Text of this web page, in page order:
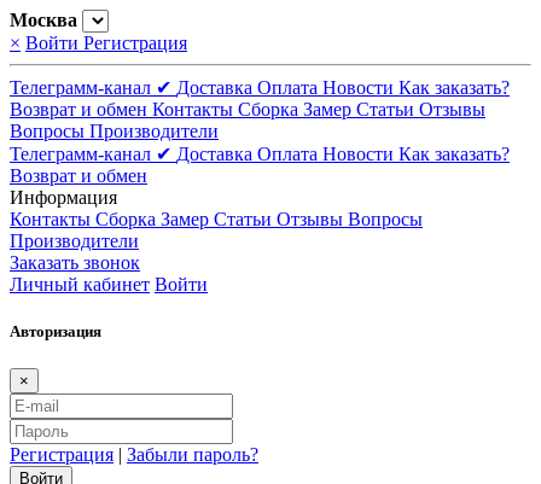
Москва
× Войти Регистрация
Телеграмм-канал ✔ Доставка Оплата Новости Как заказать?
Возврат и обмен Контакты Сборка Замер Статьи Отзывы
Вопросы Производители
Телеграмм-канал ✔ Доставка Оплата Новости Как заказать?
Возврат и обмен
Информация
Контакты Сборка Замер Статьи Отзывы Вопросы
Производители
Заказать звонок
Личный кабинет Войти
Авторизация
×
Регистрация | Забыли пароль?
Войти